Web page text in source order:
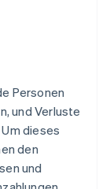
Personen
und Verluste
dieses
den
und